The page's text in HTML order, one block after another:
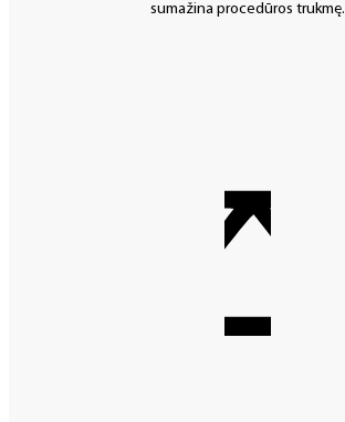
sumažina procedūros trukmę.